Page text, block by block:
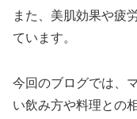
また、美肌効果や疲
ています。
今回のブログでは、
い飲み方や料理との